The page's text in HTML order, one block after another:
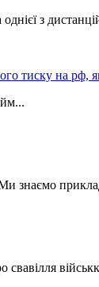
з
тиску на рф,
знаємо
свавілля